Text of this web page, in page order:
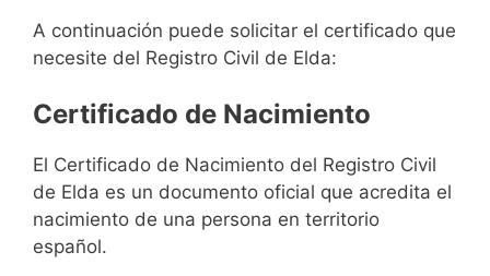
A continuación puede solicitar el certificado que
necesite del Registro Civil de Elda:
Certificado de Nacimiento
El Certificado de Nacimiento del Registro Civil
de Elda es un documento oficial que acredita el
nacimiento de una persona en territorio
español.